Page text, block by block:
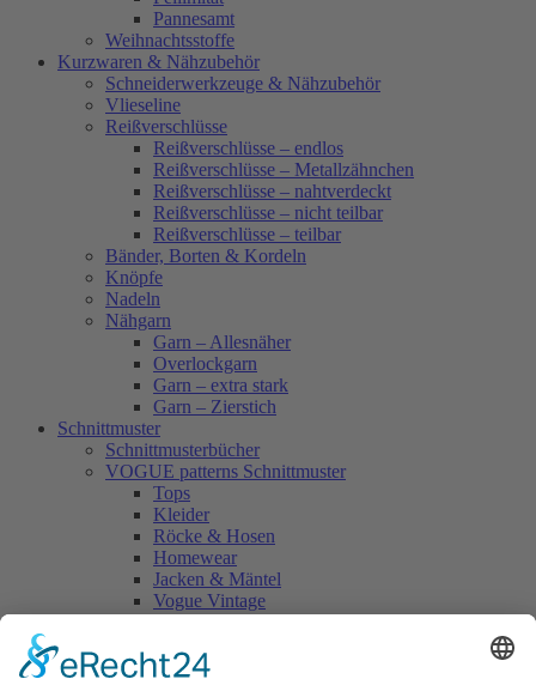
Pannesamt
Weihnachtsstoffe
Kurzwaren & Nähzubehör
Schneiderwerkzeuge & Nähzubehör
Vlieseline
Reißverschlüsse
Reißverschlüsse – endlos
Reißverschlüsse – Metallzähnchen
Reißverschlüsse – nahtverdeckt
Reißverschlüsse – nicht teilbar
Reißverschlüsse – teilbar
Bänder, Borten & Kordeln
Knöpfe
Nadeln
Nähgarn
Garn – Allesnäher
Overlockgarn
Garn – extra stark
Garn – Zierstich
Schnittmuster
Schnittmusterbücher
VOGUE patterns Schnittmuster
Tops
Kleider
Röcke & Hosen
Homewear
Jacken & Mäntel
Vogue Vintage
Accessoires